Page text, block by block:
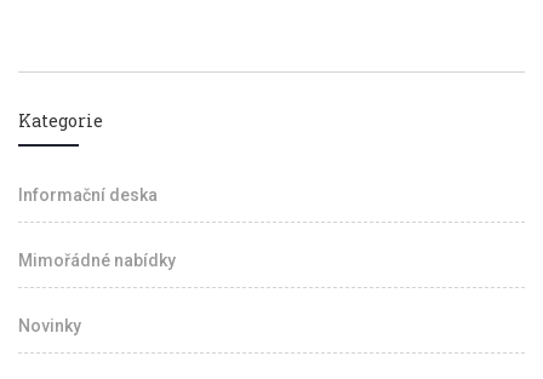
Kategorie
Informační deska
Mimořádné nabídky
Novinky